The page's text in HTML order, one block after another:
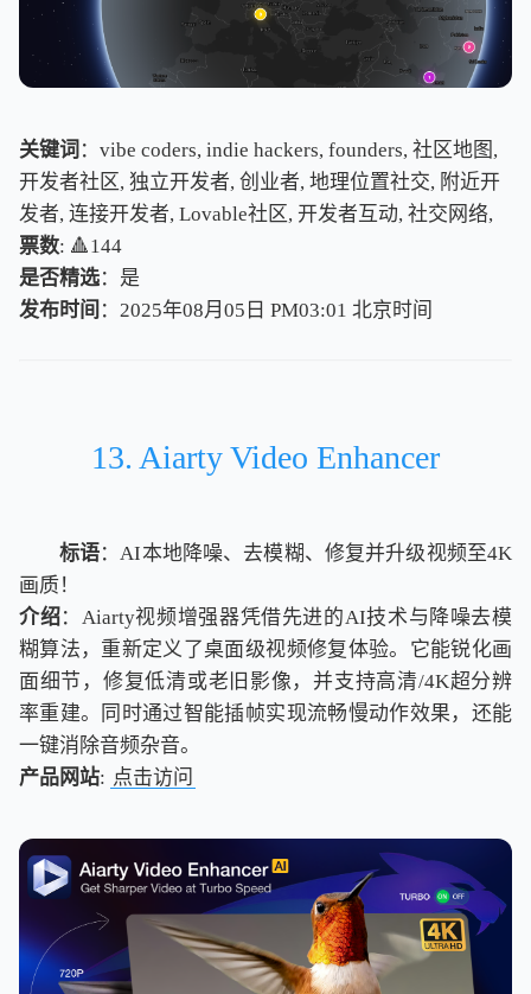
关键词 ：vibe coders, indie hackers, founders, 社区地图,
开发者社区, 独立开发者, 创业者, 地理位置社交, 附近开
发者, 连接开发者, Lovable社区, 开发者互动, 社交网络,
票数: 🔺144
是否精选：是
发布时间 ：2025年08月05日 PM03:01 北京时间
北京时间
13. Aiarty Video Enhancer
标语：AI本地降噪、去模糊、修复并升级视频至4K
画质！
介绍：Aiarty视频增强器凭借先进的AI技术与降噪去模
糊算法，重新定义了桌面级视频修复体验。它能锐化画
面细节，修复低清或老旧影像，并支持高清/4K超分辨
率重建。同时通过智能插帧实现流畅慢动作效果，还能
一键消除音频杂音。
产品网站: 点击访问